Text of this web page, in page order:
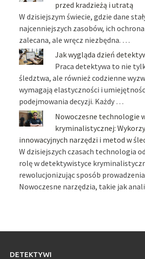
przed kradzieżą i utratą
W dzisiejszym świecie, gdzie dane
najcenniejszych zasobów, ich
zalecana, ale wręcz niezbędna. …
Jak wygląda dzień
Praca detektywa to nie
śledztwa, ale również codzienne
wymagają elastyczności i
podejmowania decyzji. Każdy …
Nowoczesne technologie
kryminalistycznej:
innowacyjnych narzędzi i metod w
W dzisiejszych czasach technologia
rolę w detektywistyce
rewolucjonizując sposób
Nowoczesne narzędzia, takie jak
DETEKTYWI